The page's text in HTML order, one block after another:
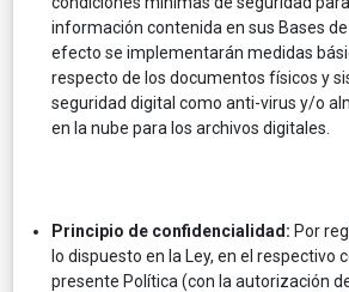
información contenida en sus Bases de
efecto se implementarán medidas
respecto de los documentos físicos y
seguridad digital como anti-virus y/o
en la nube para los archivos digitales.
Principio de confidencialidad: Por
lo dispuesto en la Ley, en el respectivo
presente Política (con la autorización